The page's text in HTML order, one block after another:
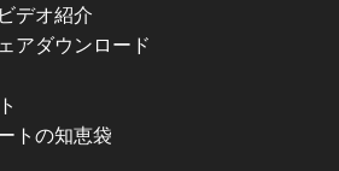
デオ紹介
アダウンロード
トの知恵袋